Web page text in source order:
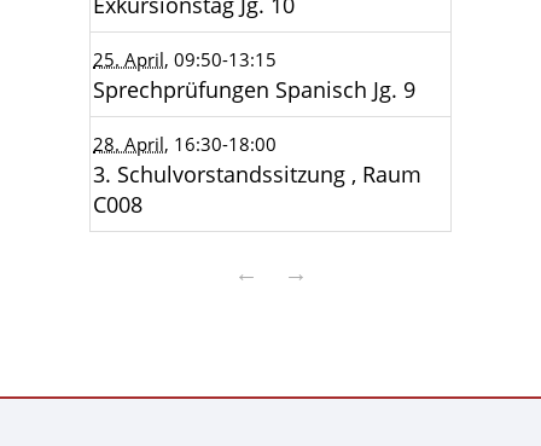
25. April, 09:50-13:15
Sprechprüfungen Spanisch Jg. 9
28. April, 16:30-18:00
3. Schulvorstandssitzung , Raum
C008
← →